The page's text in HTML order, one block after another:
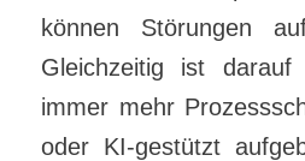
können Störungen
Gleichzeitig ist
immer mehr
oder KI-gestützt